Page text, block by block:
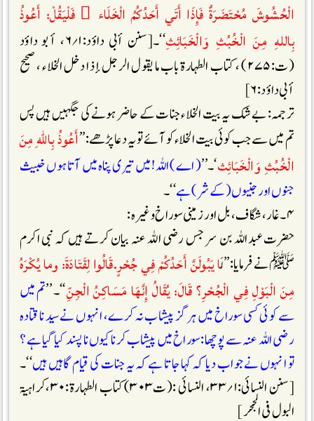
الْحُشُوشَ مُحْتَضَرَةٌ فَإِذَا أَتَي أَحَدُكُمُ الْخَلَاء َ فَلْيَقُلْ: أَعُوذُ
بِاللهِ مِنَ الْخُبُثِ وَالْخَبَائِثِ
‘‘۔[سنن أبی داؤد:۱؍۶، أبو داؤد
(ت:۲۷۵) ، کتاب الطہارۃ باب ما یقول الرجل إذا دخل الخلاء ، صحیح
أبی داؤد:۶]
ترجمہ: بے شک یہ بیت الخلاء جنات کے حاضر ہونے کی جگہیں ہیں پس
تم میں سے جب کوئی بیت الخلاء کو آئے تو یہ دعا پڑھے:’’أَعُوذُ بِاللّٰهِ مِنَ
الْخُبُثِ وَالْخَبَائِث‘۔’’(اے )اللہ !میں تیری پناہ میں آتا ہوں خبیث
جنوں اور جنیوں (کے شر) ہے‘‘۔
۴۔ غار، شگاف، بل اور زمینی سوراخ وغیرہ :
حضرت عبداللہ بن سر جس رضی اللہ عنہ بیان کرتے ہیں کہ نبی اکرم
ﷺ نے فرمایا:’’لَا يَبُولَنَّ أَحَدُكُمْ فِي جُحْرٍ.قَالُوا لِقَتَادَةَ: وما يُكْرَهُ
مِنَ الْبَوْلِ فِي الْجُحْرِ؟ قَالَ: يُقَالُ إِنَّهَا مَسَاكِنُ الْجِنِّ‘‘۔ ’’تم میں
سے کوئی کسی سوراخ میں ہر گز پیشاب نہ کرے، انہوں نے سید نا قتادہ
رضی اللہ عنہ سے پوچھا:سوراخ میں پیشاب کرنا کیوں نا پسند کیا گیا ہے ؟
تو انہوں نے جواب دیا کہ کہا جاتا ہے کہ یہ جنات کی قیام گاہیں ہیں‘‘۔
[سنن النسائی:۱؍۳۳، النسائی :(ت۳۰۳)کتاب الطہارۃ:۳۰،کراہیۃ
البول فی الجحر]